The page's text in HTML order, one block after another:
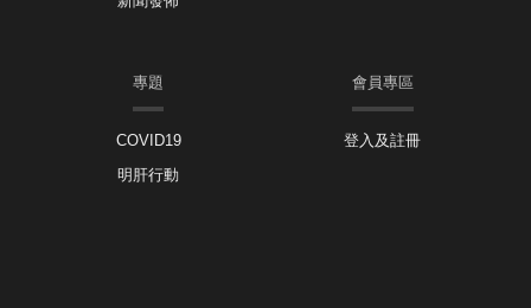
專題
COVID19
明肝行動
會員專區
登入及註冊